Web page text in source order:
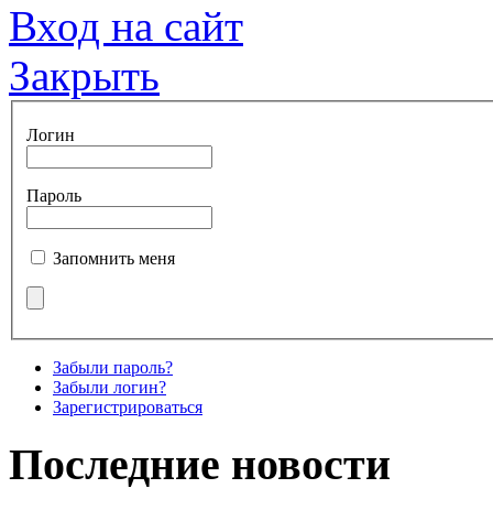
Вход на сайт
Закрыть
Логин
Пароль
Запомнить меня
Забыли пароль?
Забыли логин?
Зарегистрироваться
Последние новости